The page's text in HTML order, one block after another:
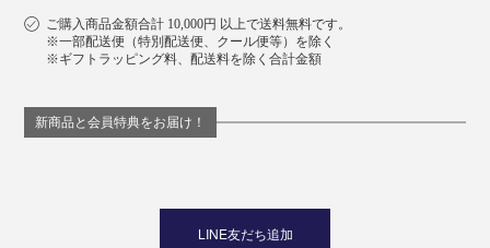
ご購入商品金額合計 10,000円 以上で送料無料です。
※一部配送便（特別配送便、クール便等）を除く
※ギフトラッピング料、配送料を除く合計金額
新商品と会員特典をお届け！
LINE友だち追加